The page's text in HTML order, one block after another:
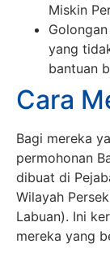
Miskin
yang
bantuan
Cara
Bagi mereka
permohonan
dibuat di
Wilayah
Labuan). Ini
mereka yang